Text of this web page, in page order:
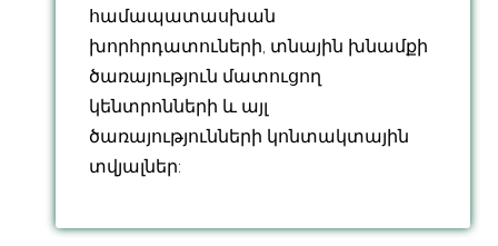
համապատասխան
խորհրդատուների, տնային խնամքի
ծառայություն մատուցող
կենտրոնների և այլ
ծառայությունների կոնտակտային
տվյալներ: